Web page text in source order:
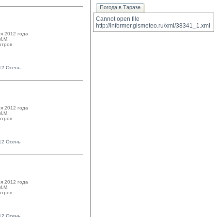
2012 года
Осень
2012 года
Осень
2012 года
Осень
Погода в Таразе
Cannot open file
http://informer.gismeteo.ru/xml/38341_1.xml